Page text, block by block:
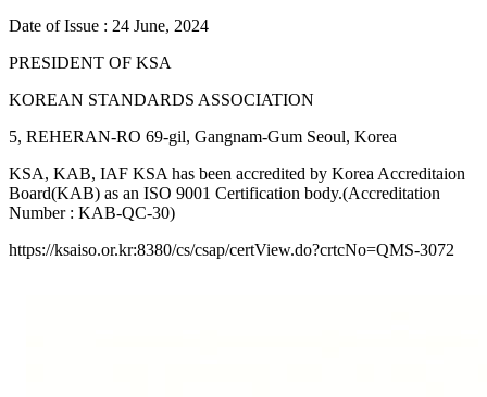
Date of Issue : 24 June, 2024
PRESIDENT OF KSA
KOREAN STANDARDS ASSOCIATION
5, REHERAN-RO 69-gil, Gangnam-Gum Seoul, Korea
KSA, KAB, IAF KSA has been accredited by Korea Accreditaion
Board(KAB) as an ISO 9001 Certification body.(Accreditation
Number : KAB-QC-30)
https://ksaiso.or.kr:8380/cs/csap/certView.do?crtcNo=QMS-3072